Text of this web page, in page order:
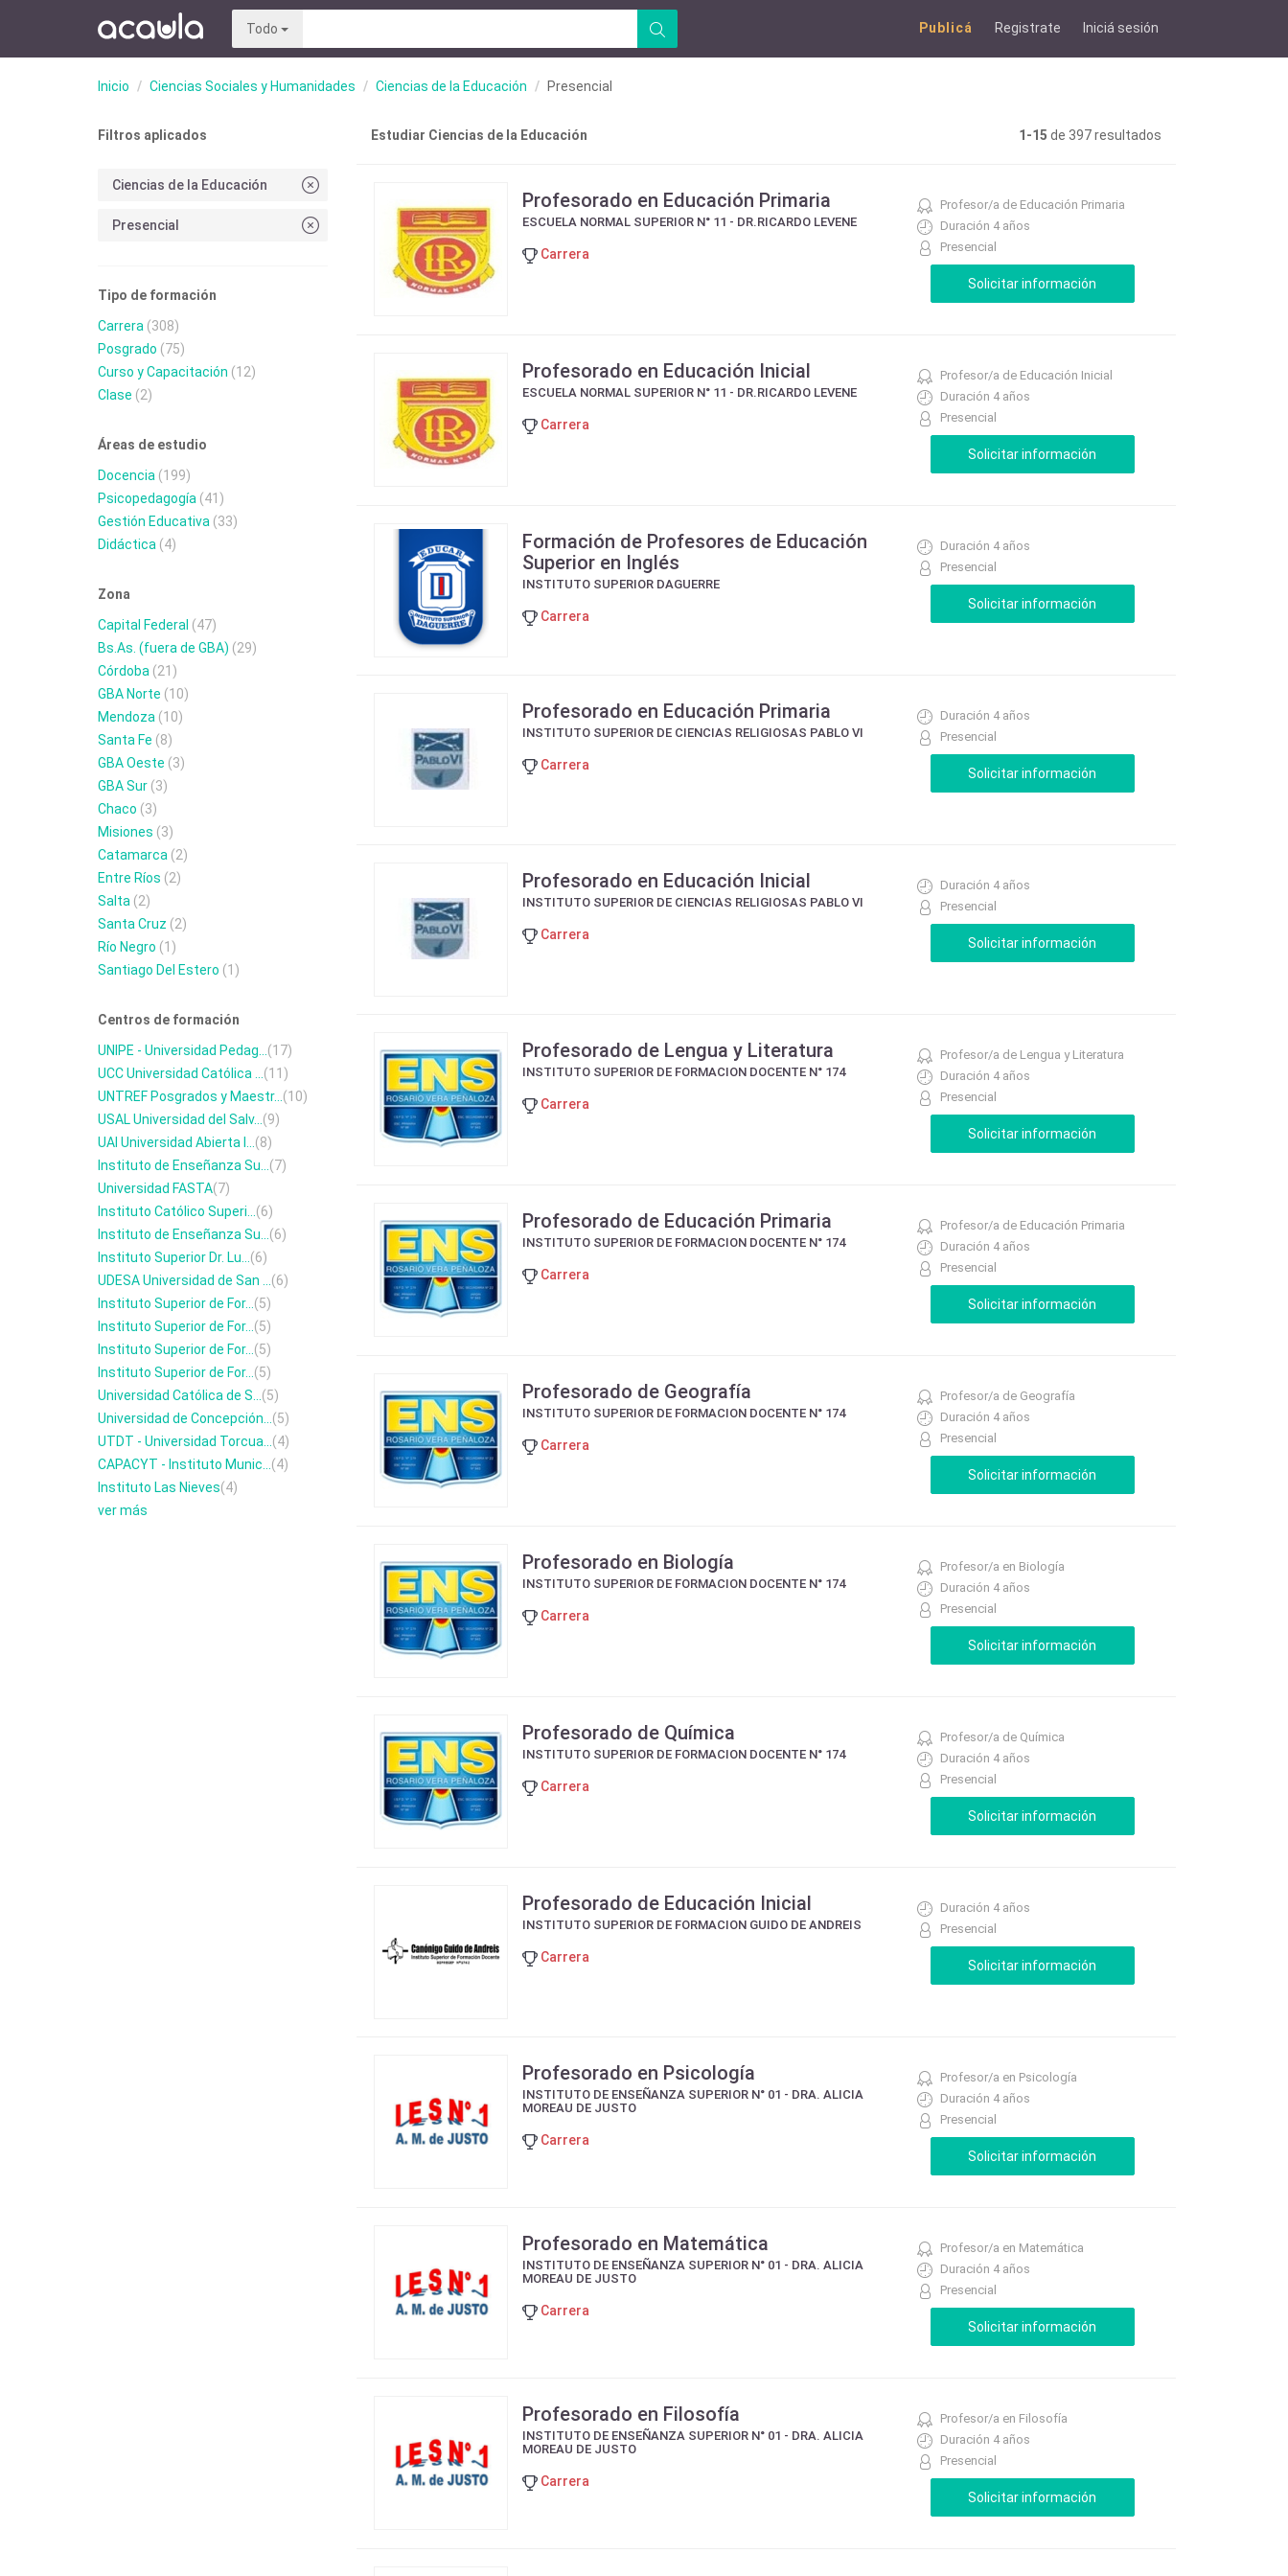
Todo Publicá Registrate Iniciá sesión
Inicio Ciencias Sociales y Humanidades Ciencias de la Educación Presencial
Filtros aplicados
Ciencias de la Educación
Presencial
Tipo de formación
Carrera (308)
Posgrado (75)
Curso y Capacitación (12)
Clase (2)
Áreas de estudio
Docencia (199)
Psicopedagogía (41)
Gestión Educativa (33)
Didáctica (4)
Zona
Capital Federal (47)
Bs.As. (fuera de GBA) (29)
Córdoba (21)
GBA Norte (10)
Mendoza (10)
Santa Fe (8)
GBA Oeste (3)
GBA Sur (3)
Chaco (3)
Misiones (3)
Catamarca (2)
Entre Ríos (2)
Salta (2)
Santa Cruz (2)
Río Negro (1)
Santiago Del Estero (1)
Centros de formación
UNIPE - Universidad Pedag... (17)
UCC Universidad Católica ... (11)
UNTREF Posgrados y Maestr... (10)
USAL Universidad del Salv... (9)
UAI Universidad Abierta I... (8)
Instituto de Enseñanza Su... (7)
Universidad FASTA(7)
Instituto Católico Superi... (6)
Instituto de Enseñanza Su... (6)
Instituto Superior Dr. Lu... (6)
UDESA Universidad de San ... (6)
Instituto Superior de For... (5)
Instituto Superior de For... (5)
Instituto Superior de For... (5)
Instituto Superior de For... (5)
Universidad Católica de S... (5)
Universidad de Concepción... (5)
UTDT - Universidad Torcua... (4)
CAPACYT - Instituto Munic... (4)
Instituto Las Nieves(4)
ver más
Estudiar Ciencias de la Educación 1-15 de 397 resultados
Profesorado en Educación Primaria
ESCUELA NORMAL SUPERIOR N° 11 - DR.RICARDO LEVENE
Carrera
Profesor/a de Educación Primaria
Duración 4 años
Presencial
Profesorado en Educación Inicial
ESCUELA NORMAL SUPERIOR N° 11 - DR.RICARDO LEVENE
Carrera
Profesor/a de Educación Inicial
Duración 4 años
Presencial
Formación de Profesores de Educación
Superior en Inglés
INSTITUTO SUPERIOR DAGUERRE
Carrera
Duración 4 años
Presencial
Profesorado en Educación Primaria
INSTITUTO SUPERIOR DE CIENCIAS RELIGIOSAS PABLO VI
Carrera
Duración 4 años
Presencial
Profesorado en Educación Inicial
INSTITUTO SUPERIOR DE CIENCIAS RELIGIOSAS PABLO VI
Carrera
Duración 4 años
Presencial
Profesorado de Lengua y Literatura
INSTITUTO SUPERIOR DE FORMACION DOCENTE N° 174
Carrera
Profesor/a de Lengua y Literatura
Duración 4 años
Presencial
Profesorado de Educación Primaria
INSTITUTO SUPERIOR DE FORMACION DOCENTE N° 174
Carrera
Profesor/a de Educación Primaria
Duración 4 años
Presencial
Profesorado de Geografía
INSTITUTO SUPERIOR DE FORMACION DOCENTE N° 174
Carrera
Profesor/a de Geografía
Duración 4 años
Presencial
Profesorado en Biología
INSTITUTO SUPERIOR DE FORMACION DOCENTE N° 174
Carrera
Profesor/a en Biología
Duración 4 años
Presencial
Profesorado de Química
INSTITUTO SUPERIOR DE FORMACION DOCENTE N° 174
Carrera
Profesor/a de Química
Duración 4 años
Presencial
Profesorado de Educación Inicial
INSTITUTO SUPERIOR DE FORMACION GUIDO DE ANDREIS
Carrera
Duración 4 años
Presencial
Profesorado en Psicología
INSTITUTO DE ENSEÑANZA SUPERIOR N° 01 - DRA. ALICIA
MOREAU DE JUSTO
Carrera
Profesor/a en Psicología
Duración 4 años
Presencial
Profesorado en Matemática
INSTITUTO DE ENSEÑANZA SUPERIOR N° 01 - DRA. ALICIA
MOREAU DE JUSTO
Carrera
Profesor/a en Matemática
Duración 4 años
Presencial
Profesorado en Filosofía
INSTITUTO DE ENSEÑANZA SUPERIOR N° 01 - DRA. ALICIA
MOREAU DE JUSTO
Carrera
Profesor/a en Filosofía
Duración 4 años
Presencial